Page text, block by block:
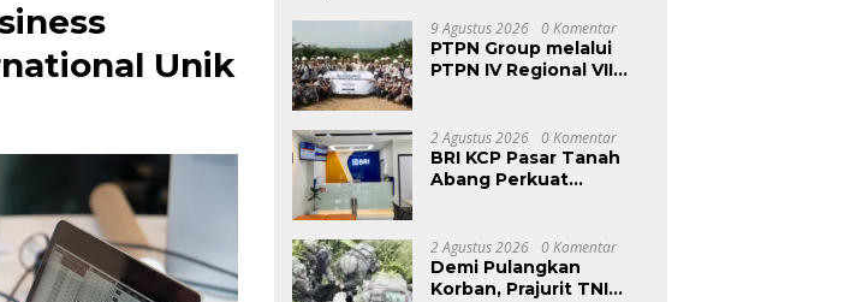
Unik
9 Agustus 2026 0 Komentar
PTPN Group melalui
PTPN IV Regional VII
Perkebunan Lewat
Pelatihan Avenza Maps
di Way Kanan
2 Agustus 2026 0 Komentar
BRI KCP Pasar Tanah
Abang Perkuat
Pengunjung Pusat
Grosir Terbesar di
Indonesia
2 Agustus 2026 0 Komentar
Demi Pulangkan
Korban, Prajurit TNI